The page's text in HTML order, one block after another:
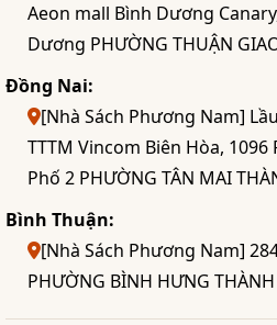
Aeon mall Bình Dương
Dương PHƯỜNG THUẬN
Đồng Nai:
[Nhà Sách Phương Nam]
TTTM Vincom Biên Hòa,
Phố 2 PHƯỜNG TÂN MAI
Bình Thuận:
[Nhà Sách Phương Nam]
PHƯỜNG BÌNH HƯNG